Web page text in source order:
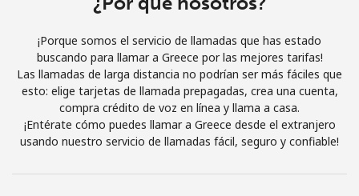
o
Continuar con
¡Porque somos el servicio de llamadas que has estado
buscando para llamar a Greece por las mejores tarifas!
Las llamadas de larga distancia no podrían ser más fáciles que
esto: elige tarjetas de llamada prepagadas, crea una cuenta,
compra crédito de voz en línea y llama a casa.
¡Entérate cómo puedes llamar a Greece desde el extranjero
usando nuestro servicio de llamadas fácil, seguro y confiable!